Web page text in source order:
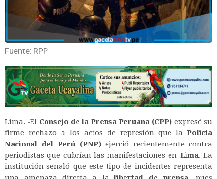
Fuente: RPP
Lima. -El Consejo de la Prensa Peruana (CPP) expresó su
firme rechazo a los actos de represión que la Policía
Nacional del Perú (PNP)ejerció recientemente contra
periodistas que cubrían las manifestaciones en Lima. La
institución señaló que este tipo de incidentes representa